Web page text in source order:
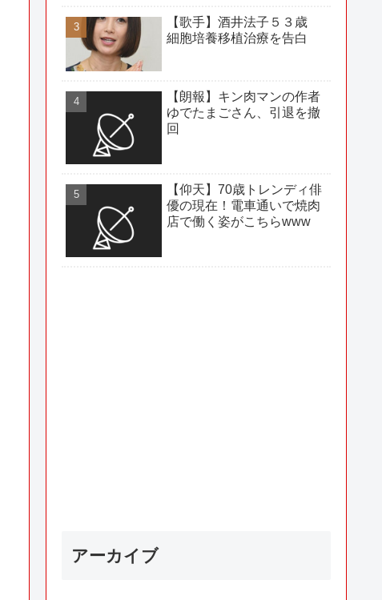
【歌手】酒井法子５３歳
細胞培養移植治療を告白
【朗報】キン肉マンの作者
ゆでたまごさん、引退を撤
回
【仰天】70歳トレンディ俳
優の現在！電車通いで焼肉
店で働く姿がこちらwww
アーカイブ